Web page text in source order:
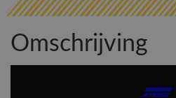
Omschrijving